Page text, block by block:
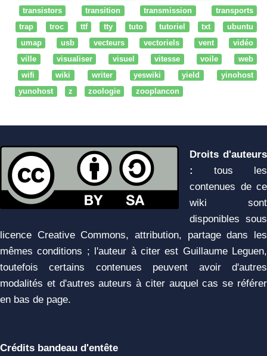
transistors
transition transmission
transports
trap
troc ttf tty tuto tutoriel txt
ubuntu
umap
usb vecteurs vectoriels vent
vidéo
ville
visualiser visuel vitesse voile
web
wifi
wiki writer yeswiki yield
yinohost
yunohost
z zoologie zooplancon
Droits d'auteurs
:
tous les
contenues de ce
wiki sont
disponibles sous
licence Creative Commons, attribution, partage dans les
mêmes conditions ; l'auteur à citer est Guillaume Leguen,
toutefois certains contenues peuvent avoir d'autres
modalités et d'autres auteurs à citer auquel cas se référer
en bas de page.
Crédits bandeau d'entête